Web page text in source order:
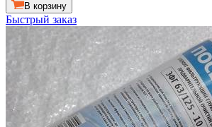
В корзину
Быстрый заказ